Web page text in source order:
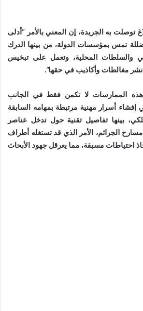
توصلت به الجريدة، إن المعني بالأمر “أدلى
تمس بمؤسسات الدولة، من بينها الدرك
والسلطات المحلية، وتعمل على تبخيس
نشر مغالطات وأكاذيب في حقها”.
الممارسات لا تكمن فقط في الجانب
إفشاء أسرار مهنية مرتبطة بمهامه السابقة
بينها تفاصيل تقنية حول تدخل عناصر
الجرائم، الأمر الذي قد تستغله أطراف
احتياطات مسبقة، مما يعرقل جهود الأبحاث